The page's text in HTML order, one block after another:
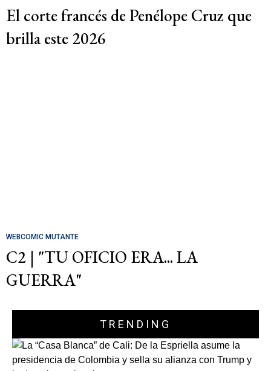
El corte francés de Penélope Cruz que
brilla este 2026
WEBCOMIC MUTANTE
C2 | "TU OFICIO ERA... LA
GUERRA"
TRENDING